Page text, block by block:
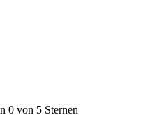
0 von 5 Sternen